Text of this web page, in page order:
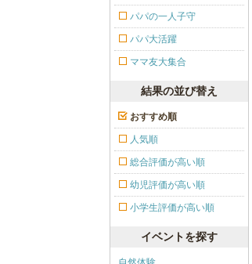
パパの一人子守
パパ大活躍
ママ友大集合
結果の並び替え
おすすめ順
人気順
総合評価が高い順
幼児評価が高い順
小学生評価が高い順
イベントを探す